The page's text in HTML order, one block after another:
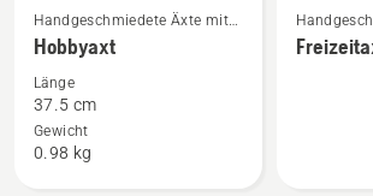
Mehr
Details
Hobbyaxt
anzeigen
Handgeschmiedete Äxte mit
Holzgriff
Hobbyaxt
Länge
37.5 cm
Gewicht
0.98 kg
Mehr
Details
Holzgriff